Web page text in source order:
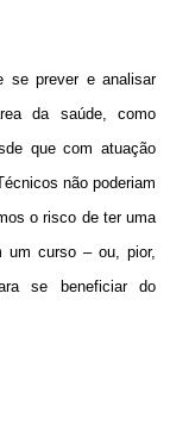
se prever e analisar
da saúde, como
que com atuação
não poderiam
o risco de ter uma
um curso – ou, pior,
se beneficiar do